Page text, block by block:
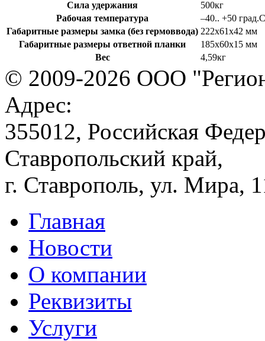
Сила удержания
500кг
Рабочая температура
–40.. +50 град.С
Габаритные размеры замка (без гермоввода) 222х61х42 мм
Габаритные размеры ответной планки
185х60х15 мм
Вес
4,59кг
© 2009-2026 ООО
Адрес:
355012, Российская
Ставропольский край,
г. Ставрополь, ул. Мира,
Главная
Новости
О компании
Реквизиты
Услуги